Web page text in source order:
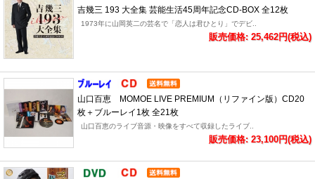
吉幾三 193 大全集 芸能生活45周年記念CD-BOX 全12枚
1973年に山岡英二の芸名で「恋人は君ひとり」でデビ..
販売価格: 25,462円(税込)
山口百恵 MOMOE LIVE PREMIUM（リファイン版）CD20
枚＋ブルーレイ1枚 全21枚
山口百恵のライブ音源・映像をすべて収録したライブ..
販売価格: 23,100円(税込)